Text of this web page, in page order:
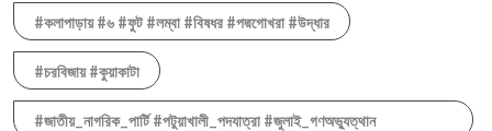
#কলাপাড়ায় #৬ #ফুট #লম্বা #বিষধর #পদ্মগোখরা #উদ্ধার
#চরবিজায় #কুয়াকাটা
#জাতীয়_নাগরিক_পার্টি #পটুয়াখালী_পদযাত্রা #জুলাই_গণঅভ্যুত্থান